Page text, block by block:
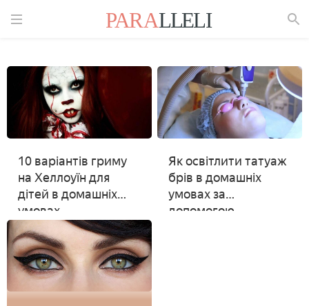
10 варіантів гриму
на Хеллоуїн для
дітей в домашніх
умовах
Як освітлити татуаж
брів в домашніх
умовах за
допомогою